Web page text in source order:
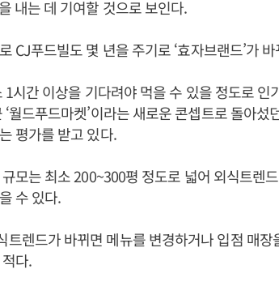
내는 데 기여할 것으로 보인다.
CJ푸드빌도 몇 년을 주기로 ‘효자브랜드’가
시간 이상을 기다려야 먹을 수 있을 정도로 인
월드푸드마켓’이라는 새로운 콘셉트로 돌아섰
평가를 받고 있다.
모는 최소 200~300평 정도로 넓어 외식트렌
수 있다.
트렌드가 바뀌면 메뉴를 변경하거나 입점 매장
다.